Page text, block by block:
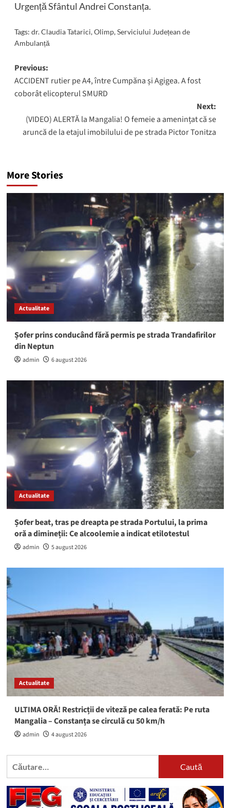
Urgență Sfântul Andrei Constanța.
Tags: dr. Claudia Tatarici,Olimp,Serviciului Județean de
Ambulanță
Post
navigation
Previous:
ACCIDENT rutier pe A4, între Cumpăna și Agigea. A fost
coborât elicopterul SMURD
Next:
(VIDEO) ALERTĂ la Mangalia! O femeie a amenințat că se
aruncă de la etajul imobilului de pe strada Pictor Tonitza
More Stories
Actualitate
Șofer prins conducând fără permis pe strada Trandafirilor
din Neptun
admin 6 august 2026
Actualitate
Șofer beat, tras pe dreapta pe strada Portului, la prima
oră a dimineții: Ce alcoolemie a indicat etilotestul
admin 5 august 2026
Actualitate
ULTIMA ORĂ! Restricții de viteză pe calea ferată: Pe ruta
Mangalia – Constanța se circulă cu 50 km/h
admin 4 august 2026
Caută